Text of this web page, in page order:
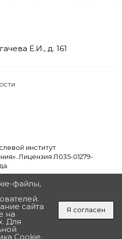
Е.И., д. 161
институт
Лицензия Л035-01279-
сайт, вы даете согласие на
и других пользовательских
сПолитикой на обработку
Полушина
файлы,
сайта
на
Для
Cookie.
Я согласен
ОТ ИНСТИТУТА»